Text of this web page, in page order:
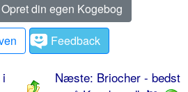
Opret din egen Kogebog
Feedback
i
Næste: Briocher - bedst